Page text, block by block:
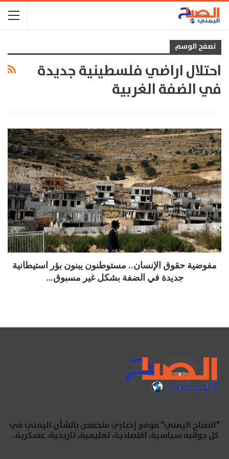
تصفح الوسم
احتلال اراضي فلسطينية جديدة
في الضفة الغربية
مفوضية حقوق الإنسان.. مستوطنون يبنون بؤر استيطانية
جديدة في الضفة بشكل غير مسبوق…
"الصباح اليمني" موقع إخباري متخصص بالشأن اليمني في
كل جوانبه سياسية، اقتصادية، تعليمية، تاريخية، عسكرية..